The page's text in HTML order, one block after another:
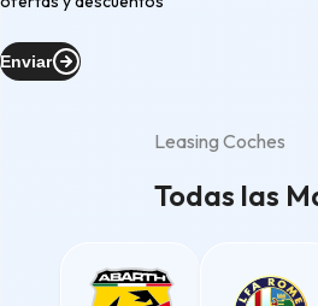
Enviar
Leasing Coches
Todas las